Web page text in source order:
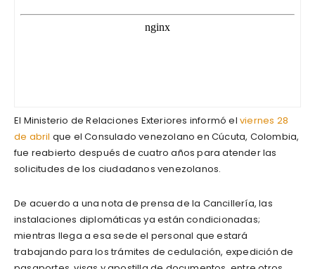
El Ministerio de Relaciones Exteriores informó elviernes 28
de abril que el Consulado venezolano en Cúcuta, Colombia,
fue reabierto después de cuatro años para atender las
solicitudes de los ciudadanos venezolanos.
De acuerdo a una nota de prensa de la Cancillería, las
instalaciones diplomáticas ya están condicionadas;
mientras llega a esa sede el personal que estará
trabajando para los trámites de cedulación, expedición de